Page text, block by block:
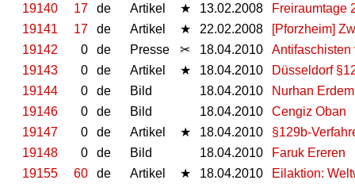
19140
17 de Artikel ★ 13.02.2008
Freiraumtage
19141
17 de Artikel ★ 22.02.2008
[Pforzheim]
19142
0 de Presse ✂ 18.04.2010
Antifaschisten
19143
0 de Artikel ★ 18.04.2010
Düsseldorf
19144
0 de Bild 18.04.2010
Nurhan
19146
0 de Bild 18.04.2010
Cengiz Oban
19147
0 de Artikel ★ 18.04.2010
§129b-
19148
0 de Bild 18.04.2010
Faruk Ereren
19155
60 de Artikel ★ 18.04.2010 Eilaktion: